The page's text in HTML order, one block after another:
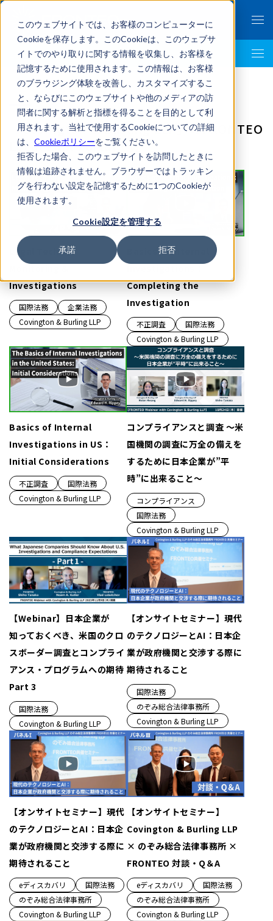
このウェブサイトでは、お客様のコンピューターに
Cookieを保存します。このCookieは、このウェブサ
イトでのやり取りに関する情報を収集し、お客様を
記憶するために使用されます。この情報は、お客様
のブラウジング体験を改善し、カスタマイズするこ
と、ならびにこのウェブサイトや他のメディアの訪
問者に関する解析と指標を得ることを目的として利
用されます。当社で使用するCookieについての詳細
は、 Cookieポリシーをご覧ください。
拒否した場合、このウェブサイトを訪問したときに
情報は追跡されません。ブラウザーではトラッキン
グを行わない設定を記憶するために1つのCookieが
使用されます。
Cookie設定を管理する
承諾 拒否
LegalTech AI Top
「Covington & Burling LLP」のFRONTEO
Legal Link Portal一覧
Legal Tech for
Monitoring &
Investigations
国際法務
企業法務
Covington & Burling LLP
Basics of Internal
Investigations：
Completing the
Investigation
不正調査
国際法務
Covington & Burling LLP
Basics of Internal
Investigations in US：
Initial Considerations
不正調査
国際法務
Covington & Burling LLP
コンプライアンスと調査 ～米
国機関の調査に万全の備えを
するために日本企業が”平
時”に出来ること～
コンプライアンス
国際法務
Covington & Burling LLP
【Webinar】日本企業が
知っておくべき、米国のクロ
スボーダー調査とコンプライ
アンス・プログラムへの期待
Part 3
国際法務
Covington & Burling LLP
【オンサイトセミナー】現代
のテクノロジーとAI：日本企
業が政府機関と交渉する際に
期待されること
国際法務
のぞみ総合法律事務所
Covington & Burling LLP
【オンサイトセミナー】現代
のテクノロジーとAI：日本企
業が政府機関と交渉する際に
期待されること
eディスカバリ
国際法務
のぞみ総合法律事務所
Covington & Burling LLP
【オンサイトセミナー】
Covington & Burling LLP
× のぞみ総合法律事務所 ×
FRONTEO 対談・Q＆A
eディスカバリ
国際法務
のぞみ総合法律事務所
Covington & Burling LLP